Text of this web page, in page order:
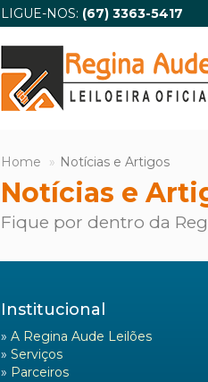
LIGUE-NOS: (67) 3363-5417
Home Notícias e Artigos
Notícias e
Fique por dentro da
Institucional
» A Regina Aude Leilões
» Serviços
» Parceiros